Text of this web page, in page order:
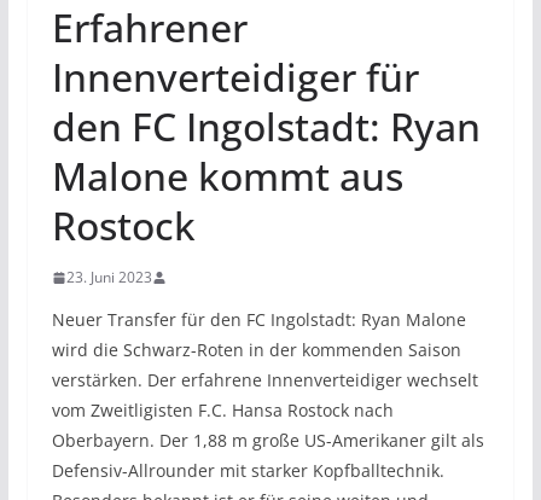
Erfahrener
Innenverteidiger für
den FC Ingolstadt: Ryan
Malone kommt aus
Rostock
23. Juni 2023
Neuer Transfer für den FC Ingolstadt: Ryan Malone
wird die Schwarz-Roten in der kommenden Saison
verstärken. Der erfahrene Innenverteidiger wechselt
vom Zweitligisten F.C. Hansa Rostock nach
Oberbayern. Der 1,88 m große US-Amerikaner gilt als
Defensiv-Allrounder mit starker Kopfballtechnik.